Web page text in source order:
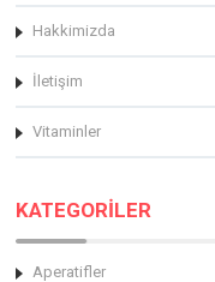
Hakkimizda
İletişim
Vitaminler
KATEGORİLER
Aperatifler